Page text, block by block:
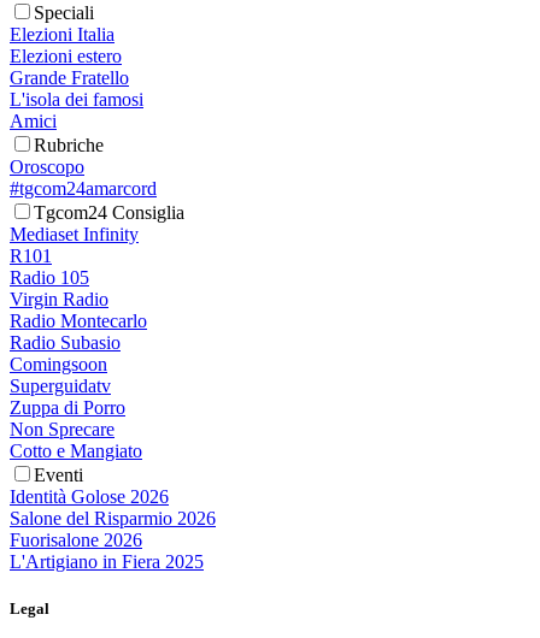
Speciali
Elezioni Italia
Elezioni estero
Grande Fratello
L'isola dei famosi
Amici
Rubriche
Oroscopo
#tgcom24amarcord
Tgcom24 Consiglia
Mediaset Infinity
R101
Radio 105
Virgin Radio
Radio Montecarlo
Radio Subasio
Comingsoon
Superguidatv
Zuppa di Porro
Non Sprecare
Cotto e Mangiato
Eventi
Identità Golose 2026
Salone del Risparmio 2026
Fuorisalone 2026
L'Artigiano in Fiera 2025
Legal